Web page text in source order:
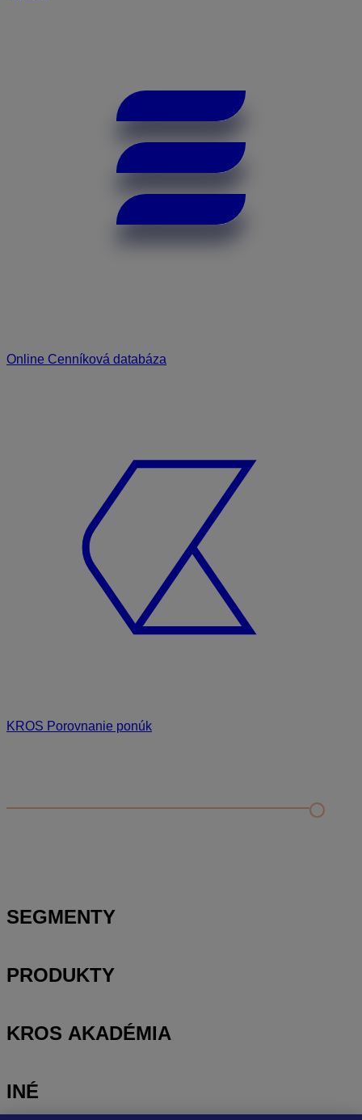
Online Cenníková databáza
KROS Porovnanie ponúk
Nastavenie šanónov
SEGMENTY
PRODUKTY
KROS AKADÉMIA
INÉ